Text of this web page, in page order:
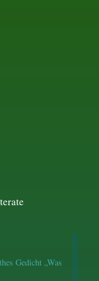
Gedicht „Was